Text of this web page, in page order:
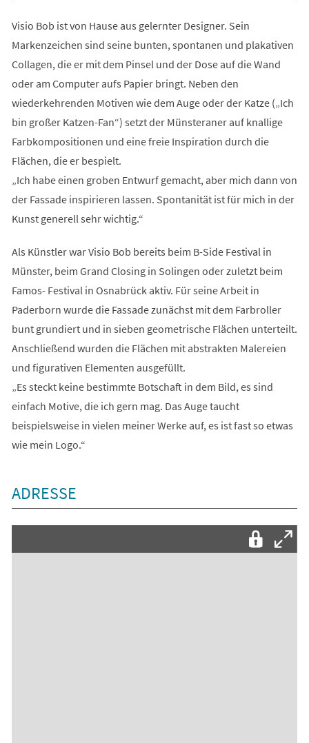
Visio Bob ist von Hause aus gelernter Designer. Sein
Markenzeichen sind seine bunten, spontanen und plakativen
Collagen, die er mit dem Pinsel und der Dose auf die Wand
oder am Computer aufs Papier bringt. Neben den
wiederkehrenden Motiven wie dem Auge oder der Katze („Ich
bin großer Katzen-Fan“) setzt der Münsteraner auf knallige
Farbkompositionen und eine freie Inspiration durch die
Flächen, die er bespielt.
„Ich habe einen groben Entwurf gemacht, aber mich dann von
der Fassade inspirieren lassen. Spontanität ist für mich in der
Kunst generell sehr wichtig.“
Als Künstler war Visio Bob bereits beim B-Side Festival in
Münster, beim Grand Closing in Solingen oder zuletzt beim
Famos- Festival in Osnabrück aktiv. Für seine Arbeit in
Paderborn wurde die Fassade zunächst mit dem Farbroller
bunt grundiert und in sieben geometrische Flächen unterteilt.
Anschließend wurden die Flächen mit abstrakten Malereien
und figurativen Elementen ausgefüllt.
„Es steckt keine bestimmte Botschaft in dem Bild, es sind
einfach Motive, die ich gern mag. Das Auge taucht
beispielsweise in vielen meiner Werke auf, es ist fast so etwas
wie mein Logo.“
ADRESSE